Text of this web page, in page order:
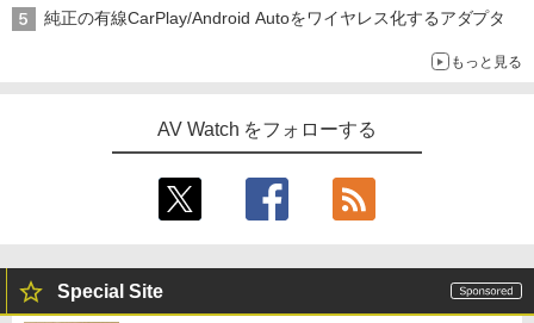
純正の有線CarPlay/Android Autoをワイヤレス化するアダプタ
もっと見る
AV Watch をフォローする
Special Site